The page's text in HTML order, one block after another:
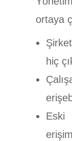
ortaya
hiç